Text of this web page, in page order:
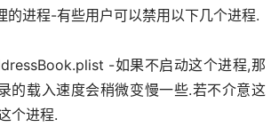
的进程-有些用户可以禁用以下几个进程.
-如果不启动这个进程,那
的载入速度会稍微变慢一些.若不介意这
个进程.